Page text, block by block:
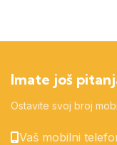
Imate još
Ostavite svoj broj
Vaš mobilni